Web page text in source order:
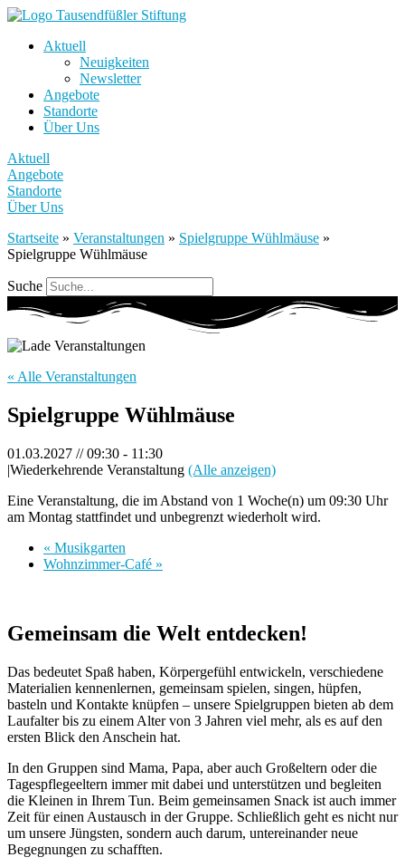
Aktuell
Neuigkeiten
Newsletter
Angebote
Standorte
Über Uns
Aktuell
Angebote
Standorte
Über Uns
Startseite » Veranstaltungen » Spielgruppe Wühlmäuse »
Spielgruppe Wühlmäuse
Suche
« Alle Veranstaltungen
Spielgruppe Wühlmäuse
01.03.2027 // 09:30 - 11:30
|Wiederkehrende Veranstaltung (Alle anzeigen)
Eine Veranstaltung, die im Abstand von 1 Woche(n) um 09:30 Uhr
am Montag stattfindet und unbegrenzt wiederholt wird.
« Musikgarten
Wohnzimmer-Café »
Gemeinsam die Welt entdecken!
Das bedeutet Spaß haben, Körpergefühl entwickeln, verschiedene
Materialien kennenlernen, gemeinsam spielen, singen, hüpfen,
basteln und Kontakte knüpfen – unsere Spielgruppen bieten ab dem
Laufalter bis zu einem Alter von 3 Jahren viel mehr, als es auf den
ersten Blick den Anschein hat.
In den Gruppen sind Mama, Papa, aber auch Großeltern oder die
Tagespflegeeltern immer mit dabei und unterstützen und begleiten
die Kleinen in Ihrem Tun. Beim gemeinsamen Snack ist auch immer
Zeit für einen Austausch in der Gruppe. Schließlich geht es nicht nur
um unsere Jüngsten, sondern auch darum, untereinander neue
Begegnungen zu schafften.